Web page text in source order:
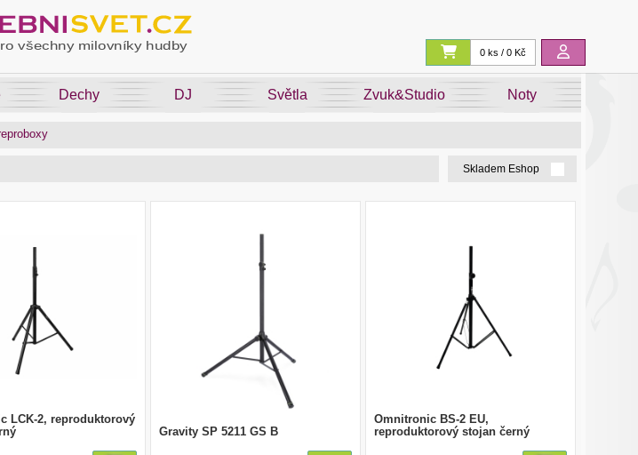
0 ks / 0 Kč
Dechy DJ Světla Zvuk&Studio Noty
Skladem Eshop
LCK-2, reproduktorový
Gravity SP 5211 GS B
Omnitronic BS-2 EU,
reproduktorový stojan černý